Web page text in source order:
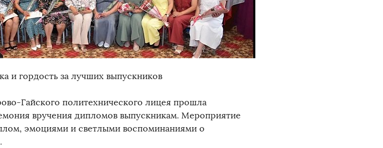
и гордость за лучших выпускников
Гайского политехнического лицея прошла
вручения дипломов выпускникам. Мероприятие
эмоциями и светлыми воспоминаниями о